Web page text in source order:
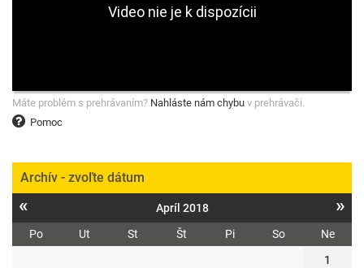
Pomoc
Máte problém s prehrávaním? Nahláste nám chybu v prehrávači.
Archív - zvoľte dátum
« Apríl 2018 »
Po Ut St Št Pi So
Ne
1